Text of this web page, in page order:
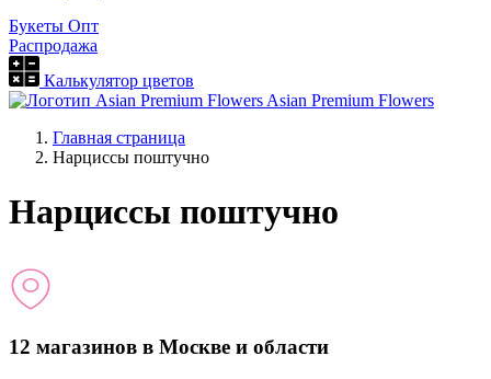
Букеты Опт
Распродажа
Калькулятор цветов
Asian Premium Flowers
Главная страница
Нарциссы поштучно
Нарциссы поштучно
12 магазинов в Москве и области